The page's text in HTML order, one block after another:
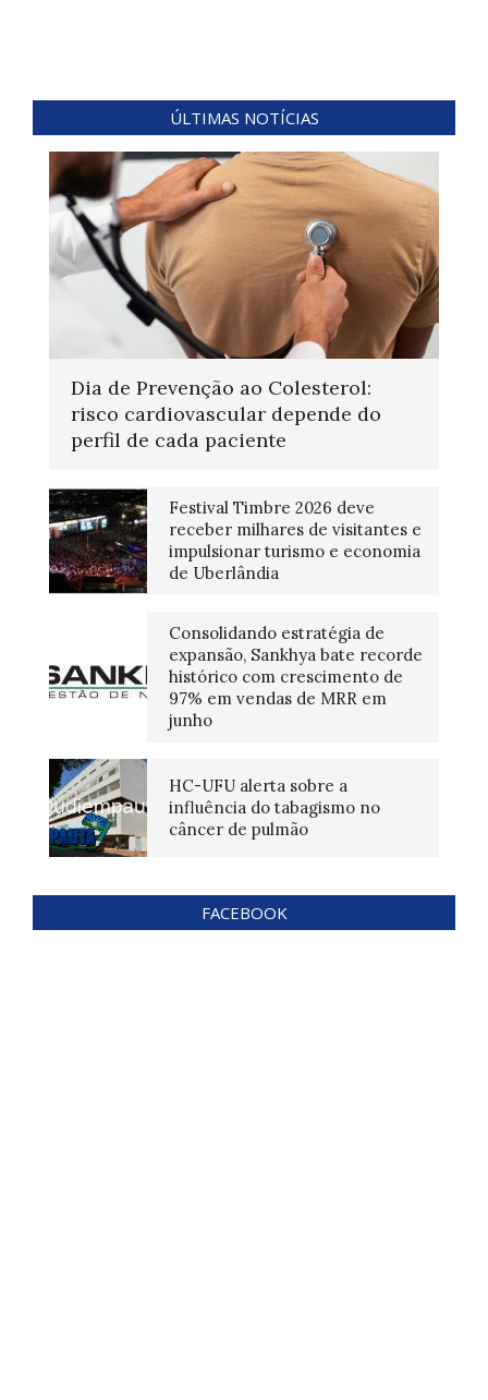
ÚLTIMAS NOTÍCIAS
Dia de Prevenção ao Colesterol:
risco cardiovascular depende do
perfil de cada paciente
Festival Timbre 2026 deve
receber milhares de visitantes e
impulsionar turismo e economia
de Uberlândia
Consolidando estratégia de
expansão, Sankhya bate recorde
histórico com crescimento de
97% em vendas de MRR em
junho
HC-UFU alerta sobre a
influência do tabagismo no
câncer de pulmão
FACEBOOK